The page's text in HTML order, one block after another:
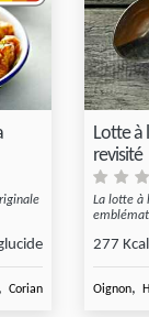
, Coriandre séche,Yaourt
Lotte à
revisité
La lotte à
277 Kcal
Oignon,